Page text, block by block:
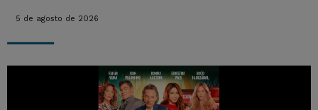
5 de agosto de 2026